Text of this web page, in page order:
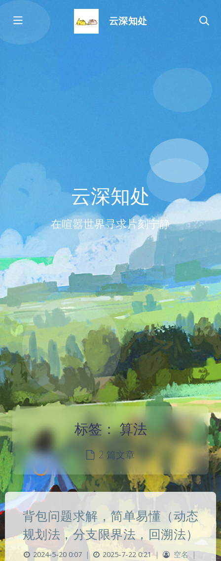
云深知处
云深知处
在喧嚣世界寻求片刻宁静
标签：算法
2 篇文章
背包问题求解，简单易懂（动态
规划法，分支限界法，回溯法）
2024-5-20 0:07 | 2025-7-22 0:21 | 空名
|